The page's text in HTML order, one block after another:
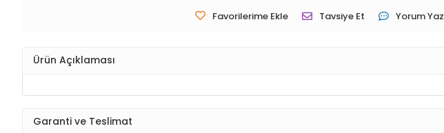
Favorilerime Ekle Tavsiye Et Yorum Yaz
Ürün Açıklaması
Garanti ve Teslimat